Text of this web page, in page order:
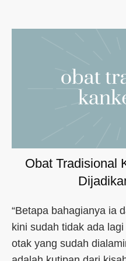
Obat Tradisional
“Betapa bahagianya ia
kini sudah tidak ada
otak yang sudah